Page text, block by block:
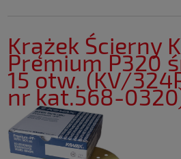
Krążek Ścierny
Premium P320
15 otw. (KV/
nr kat.568-